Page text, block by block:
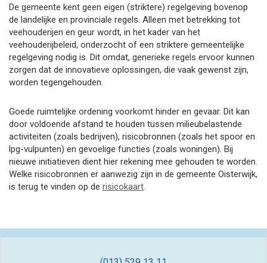
De gemeente kent geen eigen (striktere) regelgeving bovenop
de landelijke en provinciale regels. Alleen met betrekking tot
veehouderijen en geur wordt, in het kader van het
veehouderijbeleid, onderzocht of een striktere gemeentelijke
regelgeving nodig is. Dit omdat, generieke regels ervoor kunnen
zorgen dat de innovatieve oplossingen, die vaak gewenst zijn,
worden tegengehouden.
Goede ruimtelijke ordening voorkomt hinder en gevaar. Dit kan
door voldoende afstand te houden tussen milieubelastende
activiteiten (zoals bedrijven), risicobronnen (zoals het spoor en
lpg-vulpunten) en gevoelige functies (zoals woningen). Bij
nieuwe initiatieven dient hier rekening mee gehouden te worden.
Welke risicobronnen er aanwezig zijn in de gemeente Oisterwijk,
is terug te vinden op de risicokaart.